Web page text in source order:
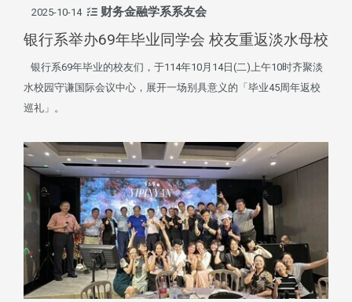
2025-10-14 财务金融学系系友会
银行系举办69年毕业同学会 校友重返淡水母校
银行系69年毕业的校友们，于114年10月14日(二)上午10时齐聚淡
水校园守谦国际会议中心，展开一场别具意义的「毕业45周年返校
巡礼」。